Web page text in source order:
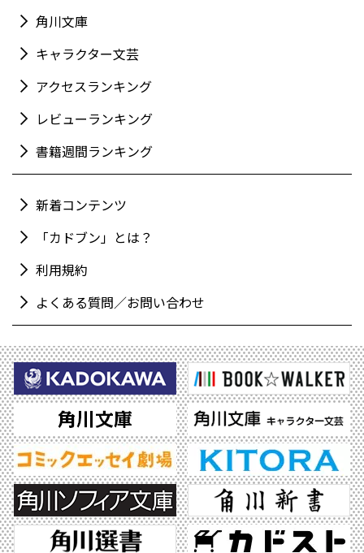
角川文庫
キャラクター文芸
アクセスランキング
レビューランキング
書籍週間ランキング
新着コンテンツ
「カドブン」とは？
利用規約
よくある質問／お問い合わせ